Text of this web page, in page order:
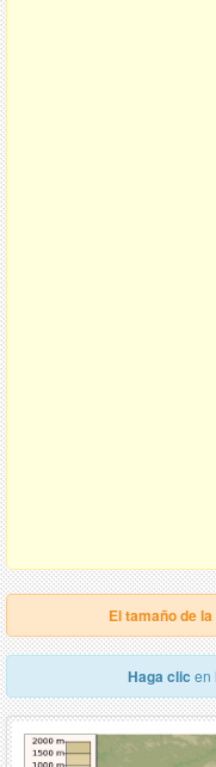
El tamaño de
Haga clic en